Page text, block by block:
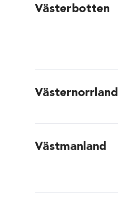
Västerbotten
Västernorrland
Västmanland